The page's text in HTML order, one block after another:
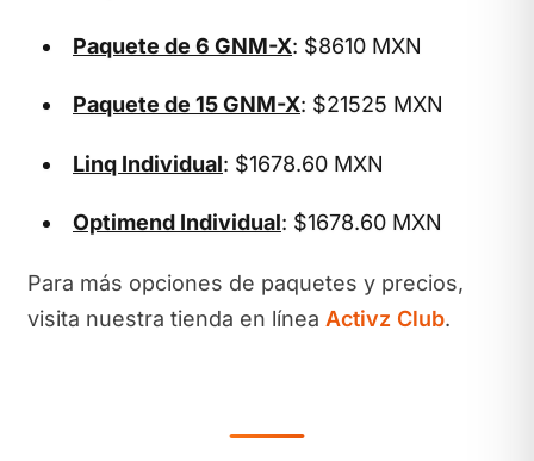
Paquete de 6 GNM-X: $8610 MXN
Paquete de 15 GNM-X: $21525 MXN
Linq Individual: $1678.60 MXN
Optimend Individual: $1678.60 MXN
Para más opciones de paquetes y precios,
visita nuestra tienda en línea Activz Club.